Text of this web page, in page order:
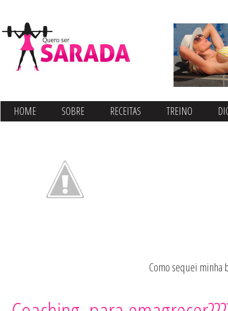
HOME SOBRE RECEITAS TREINO
Como sequei minha